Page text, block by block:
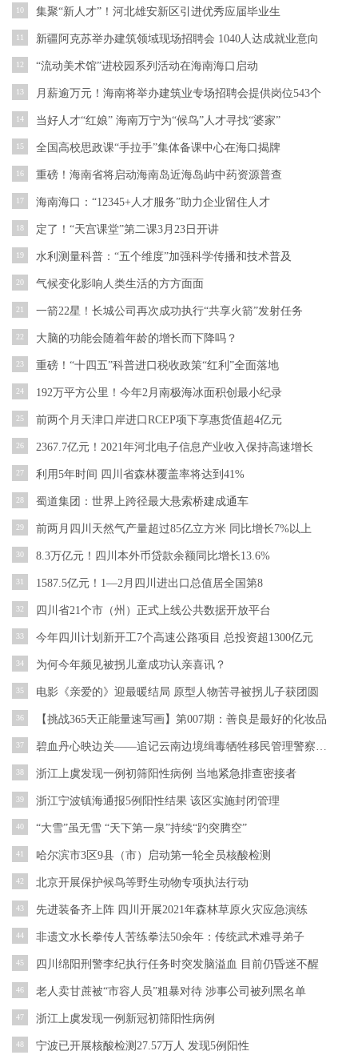
10 集聚“新人才”！河北雄安新区引进优秀应届毕业生
11 新疆阿克苏举办建筑领域现场招聘会 1040人达成就业意向
12 “流动美术馆”进校园系列活动在海南海口启动
13 月薪逾万元！海南将举办建筑业专场招聘会提供岗位543个
14 当好人才“红娘” 海南万宁为“候鸟”人才寻找“婆家”
15 全国高校思政课“手拉手”集体备课中心在海口揭牌
16 重磅！海南省将启动海南岛近海岛屿中药资源普查
17 海南海口：“12345+人才服务”助力企业留住人才
18 定了！“天宫课堂”第二课3月23日开讲
19 水利测量科普：“五个维度”加强科学传播和技术普及
20 气候变化影响人类生活的方方面面
21 一箭22星！长城公司再次成功执行“共享火箭”发射任务
22 大脑的功能会随着年龄的增长而下降吗？
23 重磅！“十四五”科普进口税收政策“红利”全面落地
24 192万平方公里！今年2月南极海冰面积创最小纪录
25 前两个月天津口岸进口RCEP项下享惠货值超4亿元
26 2367.7亿元！2021年河北电子信息产业收入保持高速增长
27 利用5年时间 四川省森林覆盖率将达到41%
28 蜀道集团：世界上跨径最大悬索桥建成通车
29 前两月四川天然气产量超过85亿立方米 同比增长7%以上
30 8.3万亿元！四川本外币贷款余额同比增长13.6%
31 1587.5亿元！1—2月四川进出口总值居全国第8
32 四川省21个市（州）正式上线公共数据开放平台
33 今年四川计划新开工7个高速公路项目 总投资超1300亿元
34 为何今年频见被拐儿童成功认亲喜讯？
35 电影《亲爱的》迎最暖结局 原型人物苦寻被拐儿子获团圆
36 【挑战365天正能量速写画】第007期：善良是最好的化妆品
37 碧血丹心映边关——追记云南边境缉毒牺牲移民管理警察蔡晓东
38 浙江上虞发现一例初筛阳性病例 当地紧急排查密接者
39 浙江宁波镇海通报5例阳性结果 该区实施封闭管理
40 “大雪”虽无雪 “天下第一泉”持续“趵突腾空”
41 哈尔滨市3区9县（市）启动第一轮全员核酸检测
42 北京开展保护候鸟等野生动物专项执法行动
43 先进装备齐上阵 四川开展2021年森林草原火灾应急演练
44 非遗文水长拳传人苦练拳法50余年：传统武术难寻弟子
45 四川绵阳刑警李纪执行任务时突发脑溢血 目前仍昏迷不醒
46 老人卖甘蔗被“市容人员”粗暴对待 涉事公司被列黑名单
47 浙江上虞发现一例新冠初筛阳性病例
48 宁波已开展核酸检测27.57万人 发现5例阳性